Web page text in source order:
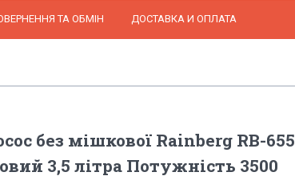
ТА ОБМІН ДОСТАВКА И ОПЛАТА
без мішкової Rainberg RB-655
3,5 літра Потужність 3500